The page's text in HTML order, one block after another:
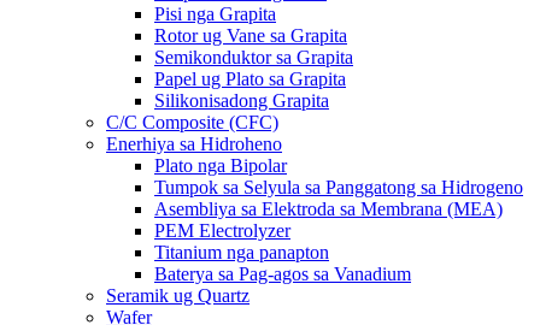
Pisi nga Grapita
Rotor ug Vane sa Grapita
Semikonduktor sa Grapita
Papel ug Plato sa Grapita
Silikonisadong Grapita
C/C Composite (CFC)
Enerhiya sa Hidroheno
Plato nga Bipolar
Tumpok sa Selyula sa Panggatong sa Hidrogeno
Asembliya sa Elektroda sa Membrana (MEA)
PEM Electrolyzer
Titanium nga panapton
Baterya sa Pag-agos sa Vanadium
Seramik ug Quartz
Wafer